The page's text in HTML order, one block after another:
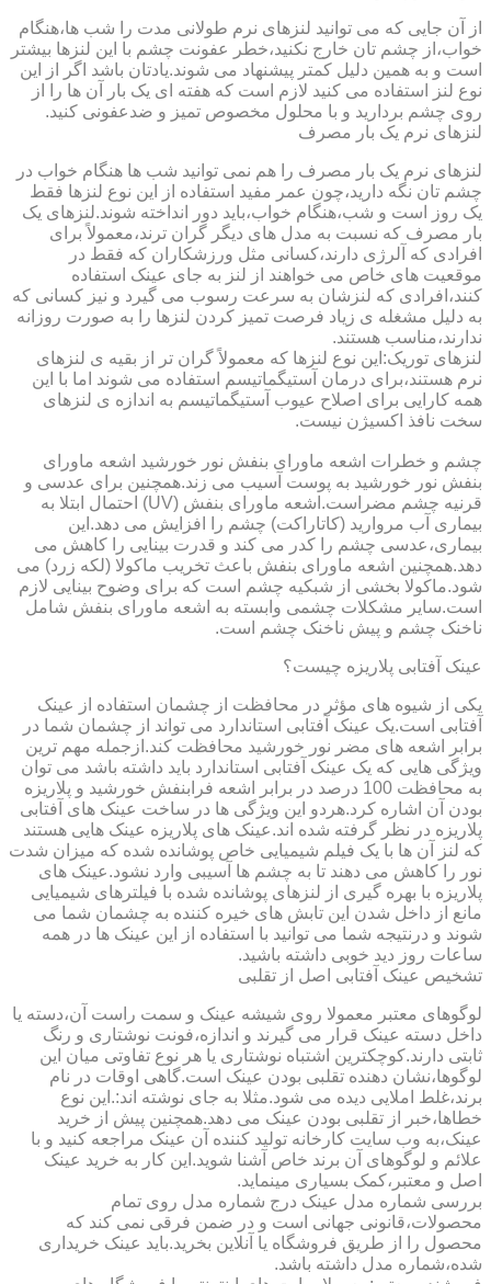
از آن جایی که می توانید لنزهای نرم طولانی مدت را شب ها،هنگام
خواب،از چشم تان خارج نکنید،خطر عفونت چشم با این لنزها بیشتر
است و به همین دلیل کمتر پیشنهاد می شوند.یادتان باشد اگر از این
نوع لنز استفاده می کنید لازم است که هفته ای یک بار آن ها را از
روی چشم بردارید و با محلول مخصوص تمیز و ضدعفونی کنید.
لنزهای نرم یک بار مصرف
لنزهای نرم یک بار مصرف را هم نمی توانید شب ها هنگام خواب در
چشم تان نگه دارید،چون عمر مفید استفاده از این نوع لنزها فقط
یک روز است و شب،هنگام خواب،باید دور انداخته شوند.لنزهای یک
بار مصرف که نسبت به مدل های دیگر گران ترند،معمولاً برای
افرادی که آلرژی دارند،کسانی مثل ورزشکاران که فقط در
موقعیت های خاص می خواهند از لنز به جای عینک استفاده
کنند،افرادی که لنزشان به سرعت رسوب می گیرد و نیز کسانی که
به دلیل مشغله ی زیاد فرصت تمیز کردن لنزها را به صورت روزانه
ندارند،مناسب هستند.
لنزهای توریک:این نوع لنزها که معمولاً گران تر از بقیه ی لنزهای
نرم هستند،برای درمان آستیگماتیسم استفاده می شوند اما با این
همه کارایی برای اصلاح عیوب آستیگماتیسم به اندازه ی لنزهای
سخت نافذ اکسیژن نیست.
چشم و خطرات اشعه ماورای بنفش نور خورشید اشعه ماورای
بنفش نور خورشید به پوست آسیب می زند.همچنین برای عدسی و
قرنیه چشم مضراست.اشعه ماورای بنفش (UV) احتمال ابتلا به
بیماری آب مروارید (کاتاراکت) چشم را افزایش می دهد.این
بیماری،عدسی چشم را کدر می کند و قدرت بینایی را کاهش می
دهد.همچنین اشعه ماورای بنفش باعث تخریب ماکولا (لکه زرد) می
شود.ماکولا بخشی از شبکیه چشم است که برای وضوح بینایی لازم
است.سایر مشکلات چشمی وابسته به اشعه ماورای بنفش شامل
ناخنک چشم و پیش ناخنک چشم است.
عینک آفتابی پلاریزه چیست؟
یکی از شیوه های مؤثر در محافظت از چشمان استفاده از عینک
آفتابی است.یک عینک آفتابی استاندارد می تواند از چشمان شما در
برابر اشعه های مضر نور خورشید محافظت کند.ازجمله مهم ترین
ویژگی هایی که یک عینک آفتابی استاندارد باید داشته باشد می توان
به محافظت 100 درصد در برابر اشعه فرابنفش خورشید و پلاریزه
بودن آن اشاره کرد.هردو این ویژگی ها در ساخت عینک های آفتابی
پلاریزه در نظر گرفته شده اند.عینک های پلاریزه عینک هایی هستند
که لنز آن ها با یک فیلم شیمیایی خاص پوشانده شده که میزان شدت
نور را کاهش می دهند تا به چشم ها آسیبی وارد نشود.عینک های
پلاریزه با بهره گیری از لنزهای پوشانده شده با فیلترهای شیمیایی
مانع از داخل شدن این تابش های خیره کننده به چشمان شما می
شوند و درنتیجه شما می توانید با استفاده از این عینک ها در همه
ساعات روز دید خوبی داشته باشید.
تشخیص عینک آفتابی اصل از تقلبی
لوگوهای معتبر معمولا روی شیشه عینک و سمت راست آن،دسته یا
داخل دسته عینک قرار می گیرند و اندازه،فونت نوشتاری و رنگ
ثابتی دارند.کوچکترین اشتباه نوشتاری یا هر نوع تفاوتی میان این
لوگوها،نشان دهنده تقلبی بودن عینک است.گاهی اوقات در نام
برند،غلط املایی دیده می شود.مثلا به جای نوشته اند:.این نوع
خطاها،خبر از تقلبی بودن عینک می دهد.همچنین پیش از خرید
عینک،به وب سایت کارخانه تولید کننده آن عینک مراجعه کنید و با
علائم و لوگوهای آن برند خاص آشنا شوید.این کار به خرید عینک
اصل و معتبر،کمک بسیاری مینماید.
بررسی شماره مدل عینک درج شماره مدل روی تمام
محصولات،قانونی جهانی است و در ضمن فرقی نمی کند که
محصول را از طریق فروشگاه یا آنلاین بخرید.باید عینک خریداری
شده،شماره مدل داشته باشد.